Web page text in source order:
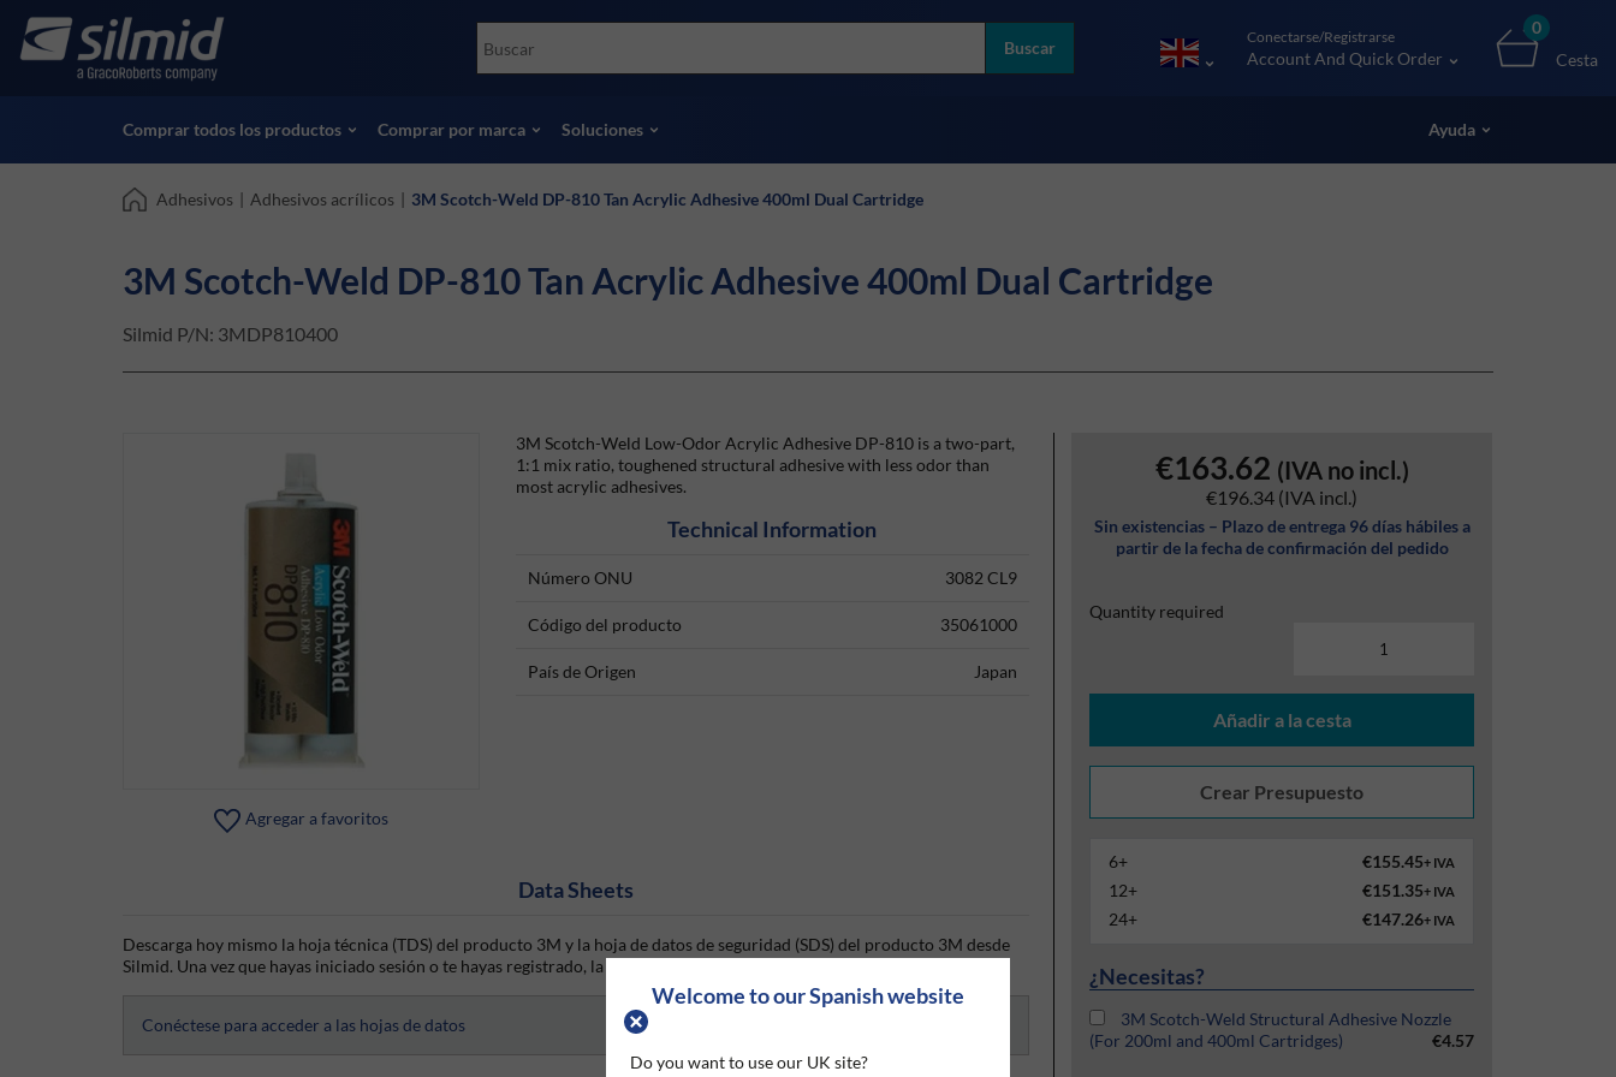
Welcome to our Spanish website
Do you want to use our UK site?
main
Accessories
Ensayos no destructivos (NDT)
Ver todos los productos
Socomore
Buscar
Conectarse/Registrarse
Account And Quick Order
0
Cesta
Comprar todos los productos Comprar por marca Soluciones Ayuda
Adhesivos | Adhesivos acrílicos | 3M Scotch-Weld DP-810 Tan Acrylic Adhesive 400ml Dual Cartridge
3M Scotch-Weld DP-810 Tan Acrylic Adhesive 400ml Dual Cartridge
Silmid P/N: 3MDP810400
Agregar a favoritos
€163.62 (IVA no incl.)
€196.34 (IVA incl.)
Sin existencias – Plazo de entrega 96 días hábiles a
partir de la fecha de confirmación del pedido
Quantity required
Añadir a la cesta
6+ €155.45+ IVA
12+ €151.35+ IVA
24+ €147.26+ IVA
¿Necesitas?
3M Scotch-Weld Structural Adhesive Nozzle
(For 200ml and 400ml Cartridges)
€4.57
3M Scotch-Weld Low-Odor Acrylic Adhesive DP-810 is a two-part,
1:1 mix ratio, toughened structural adhesive with less odor than
most acrylic adhesives.
Technical Information
Número ONU 3082 CL9
Código del producto 35061000
País de Origen Japan
Data Sheets
Descarga hoy mismo la hoja técnica (TDS) del producto 3M y la hoja de datos de seguridad (SDS) del producto 3M desde
Silmid. Una vez que hayas iniciado sesión o te hayas registrado, la hoja de datos será visible para su descarga.
Conéctese para acceder a las hojas de datos